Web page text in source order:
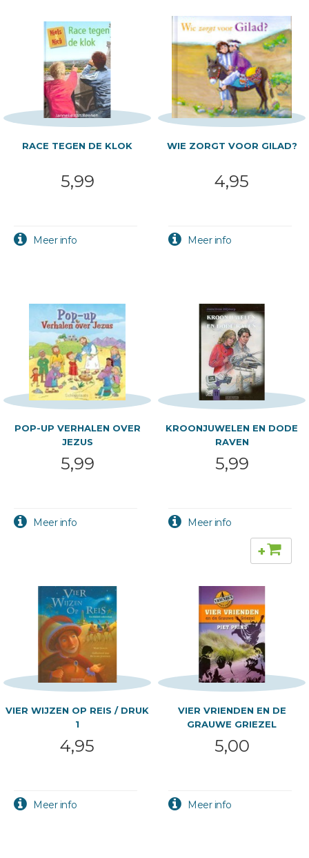
RACE TEGEN DE KLOK
5,99
WIE ZORGT VOOR GILAD?
4,95
POP-UP VERHALEN OVER
JEZUS
5,99
KROONJUWELEN EN DODE
RAVEN
5,99
+
VIER WIJZEN OP REIS / DRUK
1
4,95
VIER VRIENDEN EN DE
GRAUWE GRIEZEL
5,00